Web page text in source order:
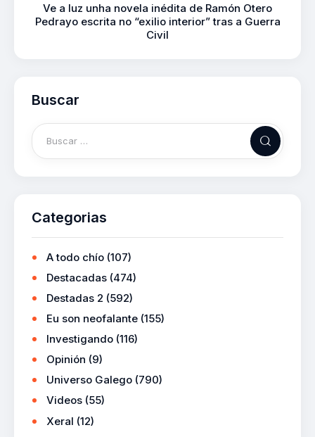
Ve a luz unha novela inédita de Ramón Otero
Pedrayo escrita no “exilio interior” tras a Guerra
Civil
Buscar
Categorias
A todo chío (107)
Destacadas (474)
Destadas 2 (592)
Eu son neofalante (155)
Investigando (116)
Opinión (9)
Universo Galego (790)
Videos (55)
Xeral (12)